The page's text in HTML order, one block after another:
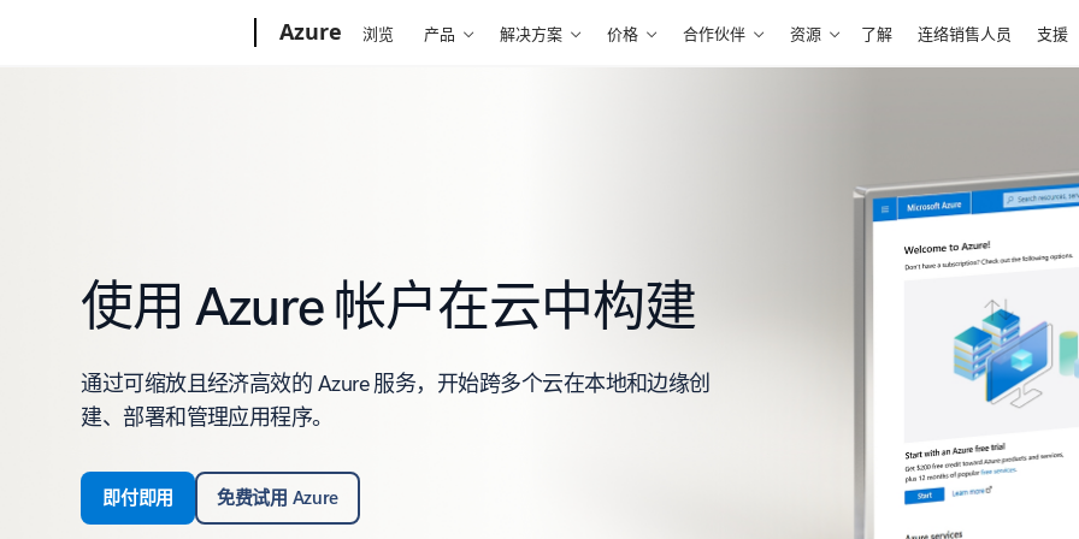
Azure 浏览 产品 解决方案 价格 合作伙伴 资源 了解 连络销售人员 支援
使用 Azure 帐户在云中构建
通过可缩放且经济高效的 Azure 服务，开始跨多个云在本地和边缘创
建、部署和管理应用程序。
即付即用 免费试用 Azure